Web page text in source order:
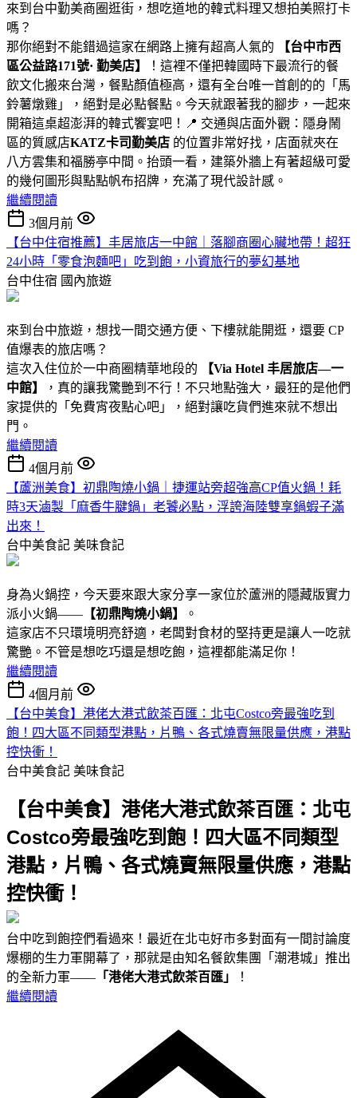
來到台中勤美商圈逛街，想吃道地的韓式料理又想拍美照打卡
嗎？
那你絕對不能錯過這家在網路上擁有超高人氣的
【台中市西
區公益路171號· 勤美店】
！這裡不僅把韓國時下最流行的餐
飲文化搬來台灣，餐點顏值極高，還有全台唯一首創的的「馬
鈴薯燉雞」，絕對是必點餐點。今天就跟著我的腳步，一起來
開箱這桌超澎湃的韓式饗宴吧！📍 交通與店面外觀：隱身鬧
區的質感店KATZ卡司勤美店 的位置非常好找，店面就夾在
八方雲集和福勝亭中間。抬頭一看，建築外牆上有著超級可愛
的幾何圖形與點點帆布招牌，充滿了現代設計感。
繼續閱讀
3個月前
【台中住宿推薦】丰居旅店一中館｜落腳商圈心臟地帶！超狂
24小時「零食泡麵吧」吃到飽，小資旅行的夢幻基地
台中住宿 國內旅遊
來到台中旅遊，想找一間交通方便、下樓就能開逛，還要 CP
值爆表的旅店嗎？
這次入住位於一中商圈精華地段的
【Via Hotel 丰居旅店—一
中館】
，真的讓我驚艷到不行！不只地點強大，最狂的是他們
家提供的「免費宵夜點心吧」，絕對讓吃貨們進來就不想出
門。
繼續閱讀
4個月前
【蘆洲美食】初鼎陶燒小鍋｜捷運站旁超強高CP值火鍋！耗
時3天滷製「麻香牛腱鍋」老饕必點，浮誇海陸雙享鍋蝦子滿
出來！
台中美食記 美味食記
身為火鍋控，今天要來跟大家分享一家位於蘆洲的隱藏版實力
派小火鍋—— 【初鼎陶燒小鍋】
。
這家店不只環境明亮舒適，老闆對食材的堅持更是讓人一吃就
驚艷。不管是想吃巧還是想吃飽，這裡都能滿足你！
繼續閱讀
4個月前
【台中美食】港佬大港式飲茶百匯：北屯Costco旁最強吃到
飽！四大區不同類型港點 ，片鴨、各式燒賣無限量供應，港點
控快衝！
台中美食記 美味食記
【台中美食】港佬大港式飲茶百匯：北屯
Costco旁最強吃到飽！四大區不同類型
港點，片鴨、各式燒賣無限量供應，港點
控快衝！
台中吃到飽控們看過來！最近在北屯好市多對面有一間討論度
爆棚的生力軍開幕了，那就是由知名餐飲集團「潮港城」推出
的全新力軍—— 「港佬大港式飲茶百匯」
！
繼續閱讀